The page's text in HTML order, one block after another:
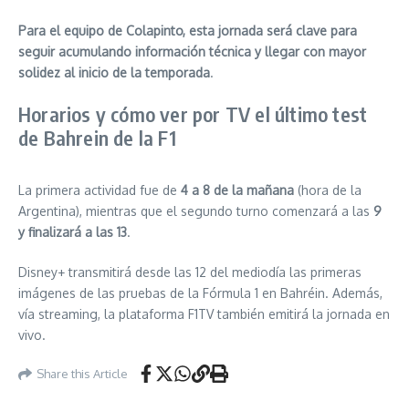
Para el equipo de Colapinto, esta jornada será clave para
seguir acumulando información técnica y llegar con mayor
solidez al inicio de la temporada.
Horarios y cómo ver por TV el último test
de Bahrein de la F1
La primera actividad fue de 4 a 8 de la mañana (hora de la
Argentina), mientras que el segundo turno comenzará a las 9
y finalizará a las 13.
Disney+ transmitirá desde las 12 del mediodía las primeras
imágenes de las pruebas de la Fórmula 1 en Bahréin. Además,
vía streaming, la plataforma F1TV también emitirá la jornada en
vivo.
Share this Article